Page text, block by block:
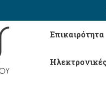
Επικαιρότητα